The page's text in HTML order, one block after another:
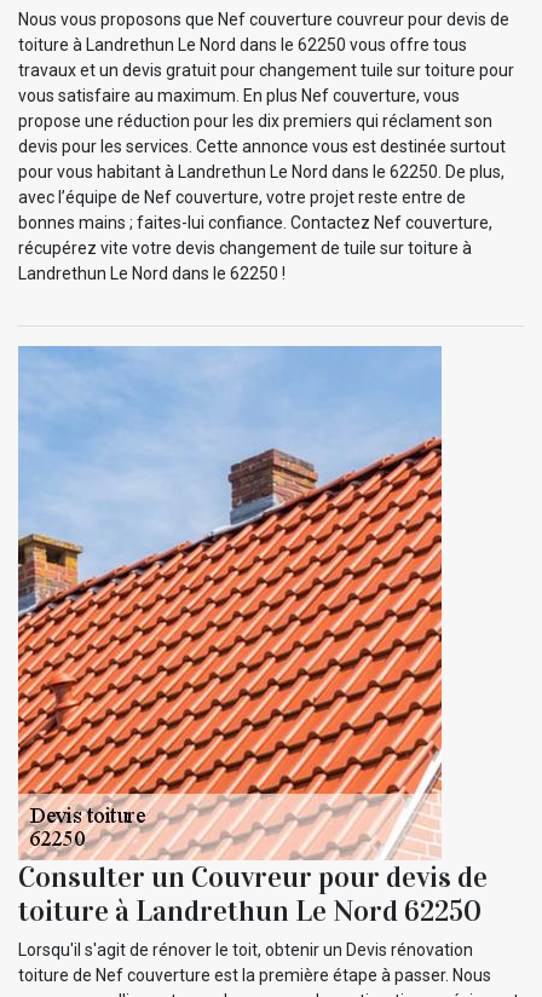
Nous vous proposons que Nef couverture couvreur pour devis de
toiture à Landrethun Le Nord dans le 62250 vous offre tous
travaux et un devis gratuit pour changement tuile sur toiture pour
vous satisfaire au maximum. En plus Nef couverture, vous
propose une réduction pour les dix premiers qui réclament son
devis pour les services. Cette annonce vous est destinée surtout
pour vous habitant à Landrethun Le Nord dans le 62250. De plus,
avec l’équipe de Nef couverture, votre projet reste entre de
bonnes mains ; faites-lui confiance. Contactez Nef couverture,
récupérez vite votre devis changement de tuile sur toiture à
Landrethun Le Nord dans le 62250 !
Consulter un Couvreur pour devis de
toiture à Landrethun Le Nord 62250
Lorsqu'il s'agit de rénover le toit, obtenir un Devis rénovation
toiture de Nef couverture est la première étape à passer. Nous